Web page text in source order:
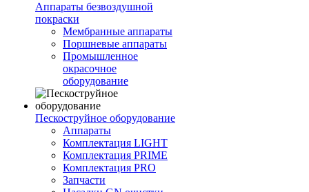
Аппараты безвоздушной
покраски
Мембранные аппараты
Поршневые аппараты
Промышленное
окрасочное
оборудование
Пескоструйное оборудование
Аппараты
Комплектация LIGHT
Комплектация PRIME
Комплектация PRO
Запчасти